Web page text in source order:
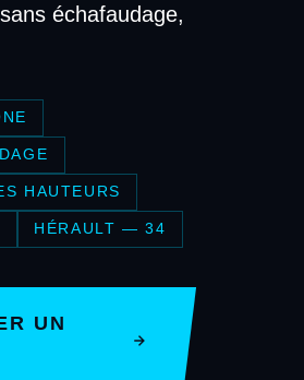
échafaudage,
HAUTEURS
HÉRAULT — 34
UN